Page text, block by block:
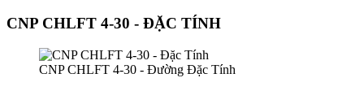
CNP CHLFT 4-30 - ĐẶC TÍNH
CNP CHLFT 4-30 - Đường Đặc Tính